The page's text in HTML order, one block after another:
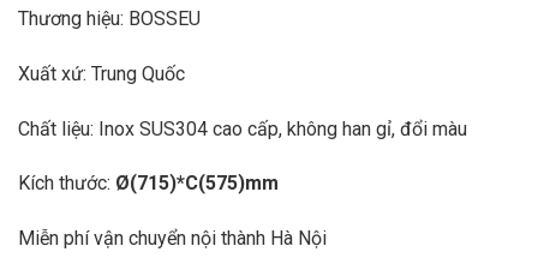
Thương hiệu: BOSSEU
Xuất xứ: Trung Quốc
Chất liệu: Inox SUS304 cao cấp, không han gỉ, đổi màu
Kích thước: Ø(715)*C(575)mm
Miễn phí vận chuyển nội thành Hà Nội